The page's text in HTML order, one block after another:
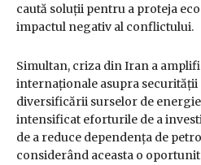
caută soluții pentru a proteja
impactul negativ al conflictului.
Simultan, criza din Iran a
internaționale asupra securității
diversificării surselor de
intensificat eforturile de a
de a reduce dependența de
considerând aceasta o